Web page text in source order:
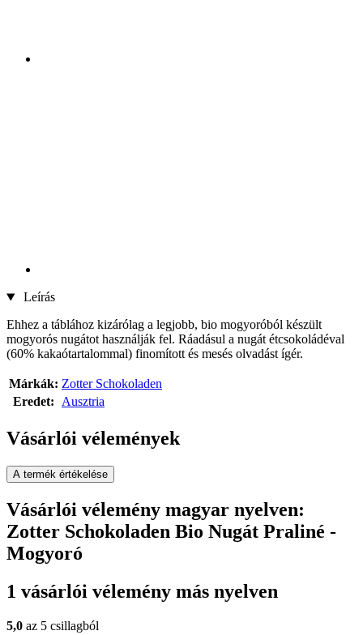
Leírás
Ehhez a táblához kizárólag a legjobb, bio mogyoróból készült
mogyorós nugátot használják fel. Ráadásul a nugát étcsokoládéval
(60% kakaótartalommal) finomított és mesés olvadást ígér.
Márkák: Zotter Schokoladen
Eredet:
Ausztria
Vásárlói vélemények
A termék értékelése
Vásárlói vélemény magyar nyelven:
Zotter Schokoladen Bio Nugát Praliné -
Mogyoró
1 vásárlói vélemény más nyelven
5,0 az 5 csillagból